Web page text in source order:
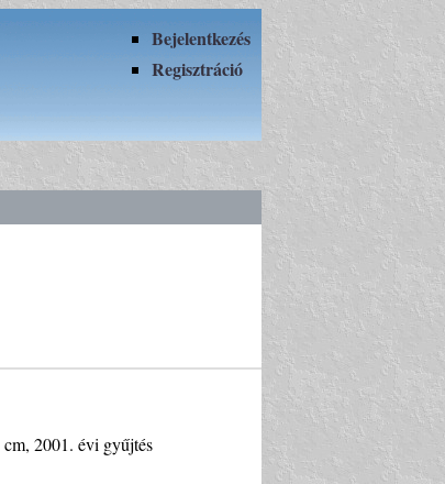
Bejelentkezés
Regisztráció
2001. évi gyűjtés